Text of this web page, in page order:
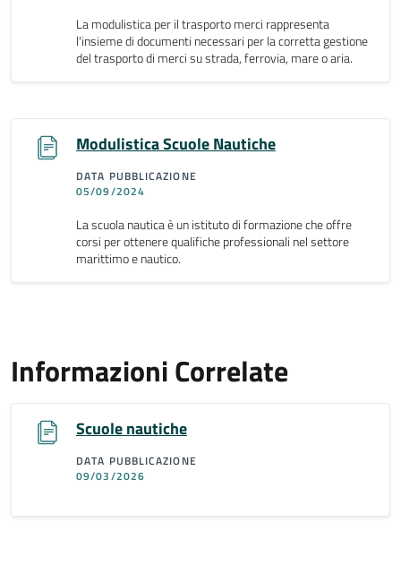
La modulistica per il trasporto merci rappresenta
l'insieme di documenti necessari per la corretta gestione
del trasporto di merci su strada, ferrovia, mare o aria.
Modulistica Scuole Nautiche
DATA PUBBLICAZIONE
05/09/2024
La scuola nautica è un istituto di formazione che offre
corsi per ottenere qualifiche professionali nel settore
marittimo e nautico.
Informazioni Correlate
Scuole nautiche
DATA PUBBLICAZIONE
09/03/2026